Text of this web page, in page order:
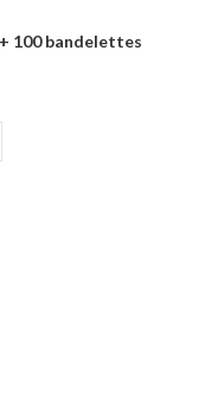
100 bandelettes